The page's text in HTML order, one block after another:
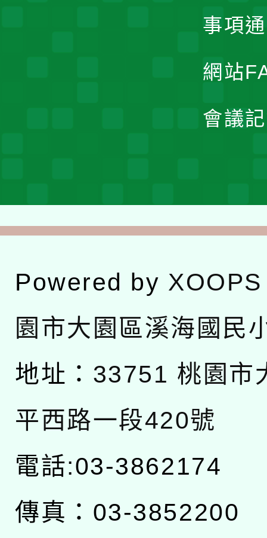
事項
網站
會議
Powered by XOOPS
園市大園區溪海國民
地址： 33751 桃園市
平西路一段420號
電話:03-3862174
傳真：03-3852200